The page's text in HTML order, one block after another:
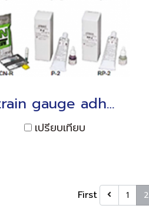
Strain gauge adhesives
เปรียบเทียบ
First 1 2